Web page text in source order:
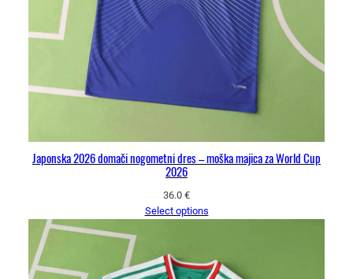
Japonska 2026 domači nogometni dres – moška majica za World Cup
2026
36.0 €
Select options